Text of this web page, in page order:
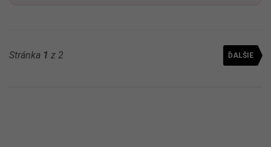
Stránka 1 z 2 ĎALŠIE